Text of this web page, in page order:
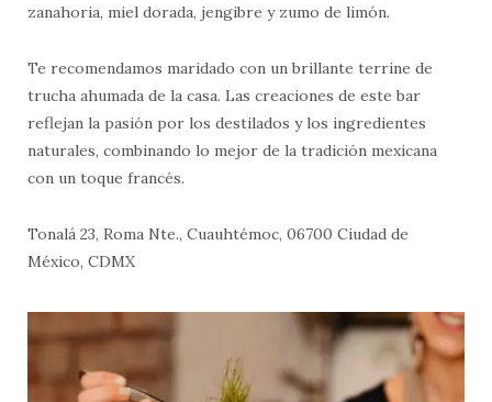
zanahoria, miel dorada, jengibre y zumo de limón.
Te recomendamos maridado con un brillante terrine de
trucha ahumada de la casa. Las creaciones de este bar
reflejan la pasión por los destilados y los ingredientes
naturales, combinando lo mejor de la tradición mexicana
con un toque francés.
Tonalá 23, Roma Nte., Cuauhtémoc, 06700 Ciudad de
México, CDMX